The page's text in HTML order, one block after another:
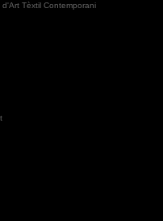
Tèxtil Contemporani